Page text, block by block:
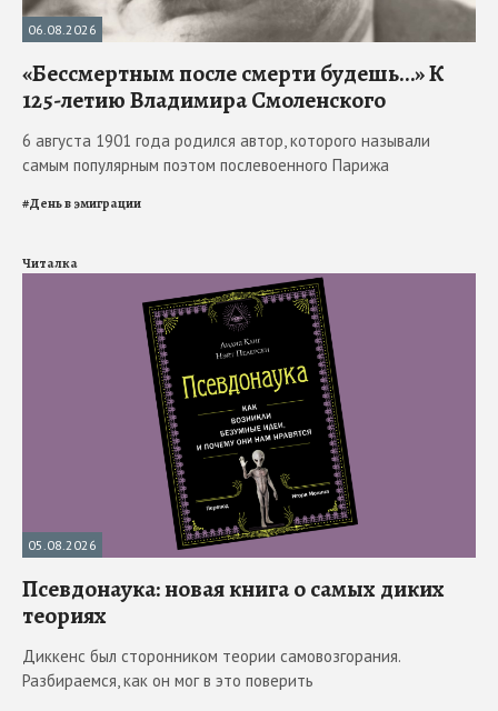
06.08.2026
«Бессмертным после смерти будешь…» К
125-летию Владимира Смоленского
6 августа 1901 года родился автор, которого называли
самым популярным поэтом послевоенного Парижа
#День в эмиграции
Читалка
05.08.2026
Псевдонаука: новая книга о самых диких
теориях
Диккенс был сторонником теории самовозгорания.
Разбираемся, как он мог в это поверить